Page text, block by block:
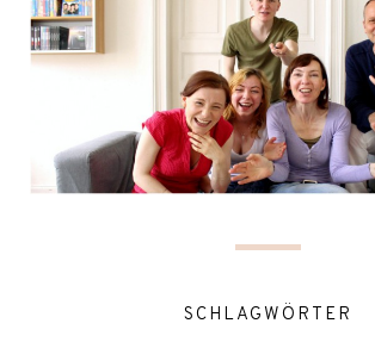
SCHLAGWÖRTER